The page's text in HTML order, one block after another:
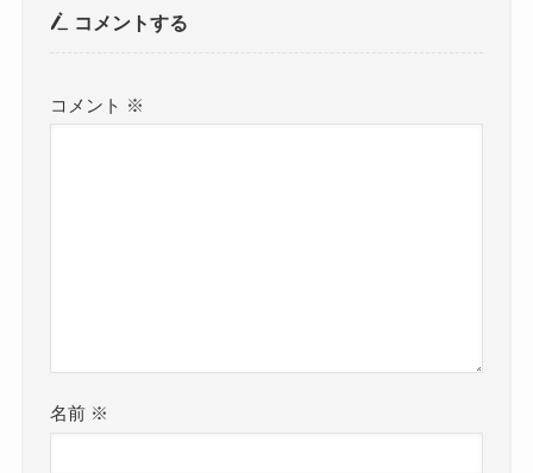
コメントする
コメント ※
名前 ※